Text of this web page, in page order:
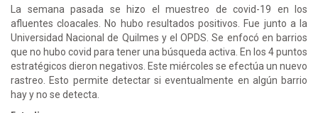
La semana pasada se hizo el muestreo de covid-19 en los
afluentes cloacales. No hubo resultados positivos. Fue junto a la
Universidad Nacional de Quilmes y el OPDS. Se enfocó en barrios
que no hubo covid para tener una búsqueda activa. En los 4 puntos
estratégicos dieron negativos. Este miércoles se efectúa un nuevo
rastreo. Esto permite detectar si eventualmente en algún barrio
hay y no se detecta.